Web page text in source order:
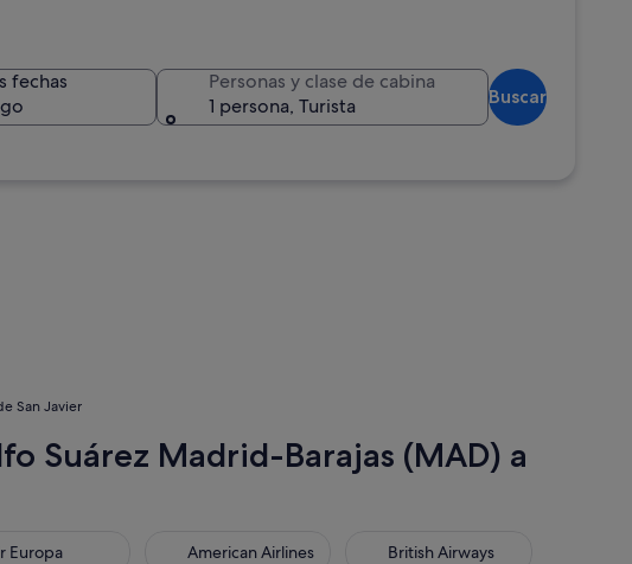
fechas
Personas y clase de cabina
1 persona, Turista
Buscar
San Javier
Suárez Madrid-Barajas (MAD) a
Europa American Airlines
American Airlines British Airways
British Airways